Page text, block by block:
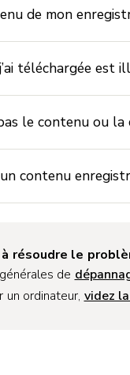
de mon
téléchargée est
le contenu ou la
contenu
à résoudre le
de
un ordinateur, videz